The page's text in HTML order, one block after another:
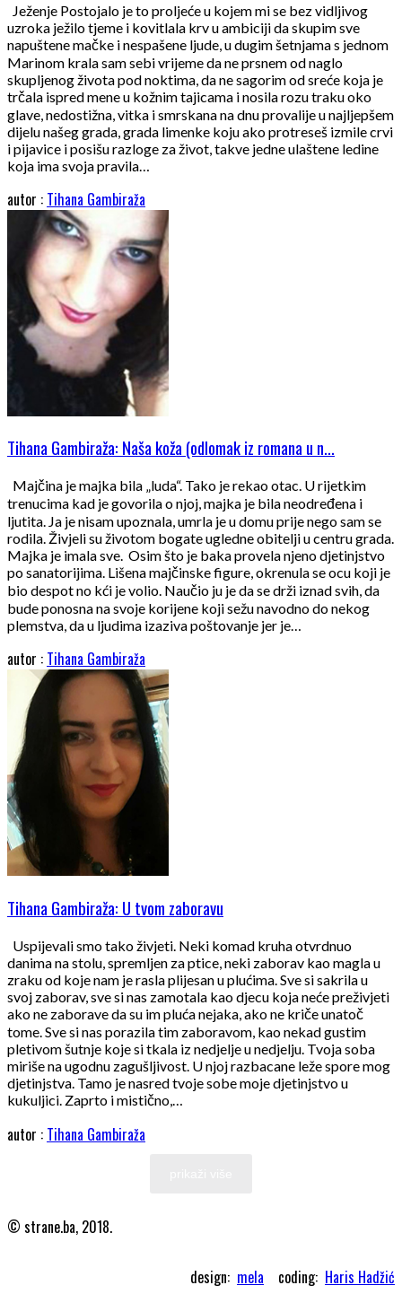
Ježenje Postojalo je to proljeće u kojem mi se bez vidljivog
uzroka ježilo tjeme i kovitlala krv u ambiciji da skupim sve
napuštene mačke i nespašene ljude, u dugim šetnjama s jednom
Marinom krala sam sebi vrijeme da ne prsnem od naglo
skupljenog života pod noktima, da ne sagorim od sreće koja je
trčala ispred mene u kožnim tajicama i nosila rozu traku oko
glave, nedostižna, vitka i smrskana na dnu provalije u najljepšem
dijelu našeg grada, grada limenke koju ako protreseš izmile crvi
i pijavice i posišu razloge za život, takve jedne ulaštene ledine
koja ima svoja pravila…
autor : Tihana Gambiraža
Tihana Gambiraža: Naša koža (odlomak iz romana u n...
Majčina je majka bila „luda“. Tako je rekao otac. U rijetkim
trenucima kad je govorila o njoj, majka je bila neodređena i
ljutita. Ja je nisam upoznala, umrla je u domu prije nego sam se
rodila. Živjeli su životom bogate ugledne obitelji u centru grada.
Majka je imala sve. Osim što je baka provela njeno djetinjstvo
po sanatorijima. Lišena majčinske figure, okrenula se ocu koji je
bio despot no kći je volio. Naučio ju je da se drži iznad svih, da
bude ponosna na svoje korijene koji sežu navodno do nekog
plemstva, da u ljudima izaziva poštovanje jer je…
autor : Tihana Gambiraža
Tihana Gambiraža: U tvom zaboravu
Uspijevali smo tako živjeti. Neki komad kruha otvrdnuo
danima na stolu, spremljen za ptice, neki zaborav kao magla u
zraku od koje nam je rasla plijesan u plućima. Sve si sakrila u
svoj zaborav, sve si nas zamotala kao djecu koja neće preživjeti
ako ne zaborave da su im pluća nejaka, ako ne kriče unatoč
tome. Sve si nas porazila tim zaboravom, kao nekad gustim
pletivom šutnje koje si tkala iz nedjelje u nedjelju. Tvoja soba
miriše na ugodnu zagušljivost. U njoj razbacane leže spore mog
djetinjstva. Tamo je nasred tvoje sobe moje djetinjstvo u
kukuljici. Zaprto i mistično,…
autor : Tihana Gambiraža
© strane.ba, 2018.
design: mela coding: Haris Hadžić